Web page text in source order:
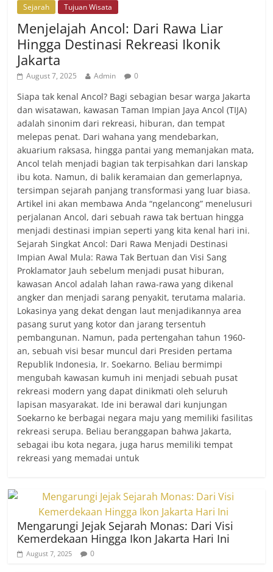
Sejarah Tujuan Wisata
Menjelajah Ancol: Dari Rawa Liar
Hingga Destinasi Rekreasi Ikonik
Jakarta
August 7, 2025 Admin 0
Siapa tak kenal Ancol? Bagi sebagian besar warga Jakarta
dan wisatawan, kawasan Taman Impian Jaya Ancol (TIJA)
adalah sinonim dari rekreasi, hiburan, dan tempat
melepas penat. Dari wahana yang mendebarkan,
akuarium raksasa, hingga pantai yang memanjakan mata,
Ancol telah menjadi bagian tak terpisahkan dari lanskap
ibu kota. Namun, di balik keramaian dan gemerlapnya,
tersimpan sejarah panjang transformasi yang luar biasa.
Artikel ini akan membawa Anda “ngelancong” menelusuri
perjalanan Ancol, dari sebuah rawa tak bertuan hingga
menjadi destinasi impian seperti yang kita kenal hari ini.
Sejarah Singkat Ancol: Dari Rawa Menjadi Destinasi
Impian Awal Mula: Rawa Tak Bertuan dan Visi Sang
Proklamator Jauh sebelum menjadi pusat hiburan,
kawasan Ancol adalah lahan rawa-rawa yang dikenal
angker dan menjadi sarang penyakit, terutama malaria.
Lokasinya yang dekat dengan laut menjadikannya area
pasang surut yang kotor dan jarang tersentuh
pembangunan. Namun, pada pertengahan tahun 1960-
an, sebuah visi besar muncul dari Presiden pertama
Republik Indonesia, Ir. Soekarno. Beliau bermimpi
mengubah kawasan kumuh ini menjadi sebuah pusat
rekreasi modern yang dapat dinikmati oleh seluruh
lapisan masyarakat. Ide ini berawal dari kunjungan
Soekarno ke berbagai negara maju yang memiliki fasilitas
rekreasi serupa. Beliau beranggapan bahwa Jakarta,
sebagai ibu kota negara, juga harus memiliki tempat
rekreasi yang memadai untuk
Mengarungi Jejak Sejarah Monas: Dari Visi
Kemerdekaan Hingga Ikon Jakarta Hari Ini
August 7, 2025 0